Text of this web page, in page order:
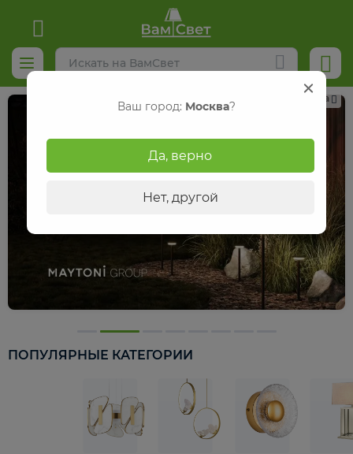
Реклама
ПОПУЛЯРНЫЕ КАТЕГОРИИ
Ваш город: Москва?
Да, верно
Нет, другой